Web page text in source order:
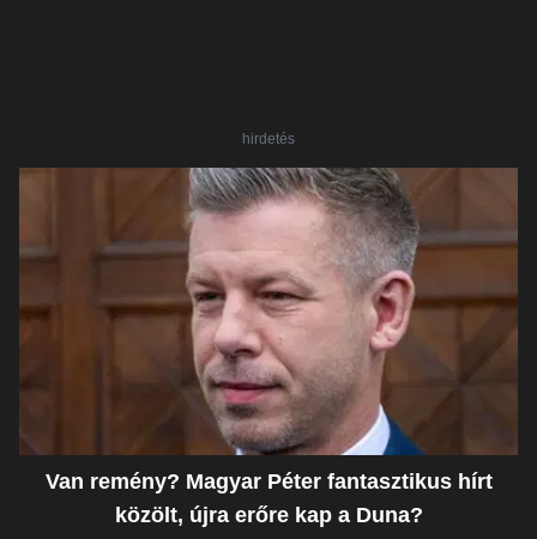
hirdetés
Van remény? Magyar Péter fantasztikus hírt
közölt, újra erőre kap a Duna?